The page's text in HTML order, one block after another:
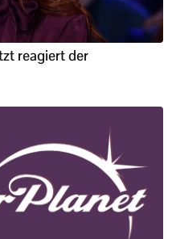
reagiert der